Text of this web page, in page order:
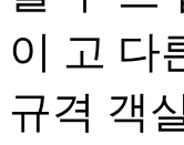
이 고 다
규격 객